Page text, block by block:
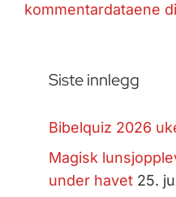
kommentardataene
Siste innlegg
Bibelquiz 2026
Magisk
under havet 25.